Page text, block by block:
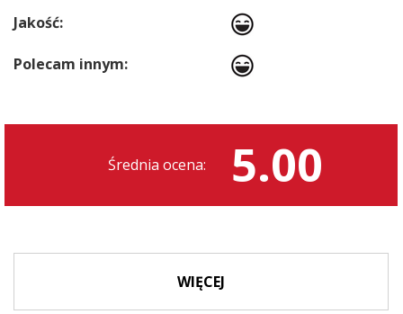
Jakość:
Polecam innym:
Średnia ocena: 5.00
WIĘCEJ